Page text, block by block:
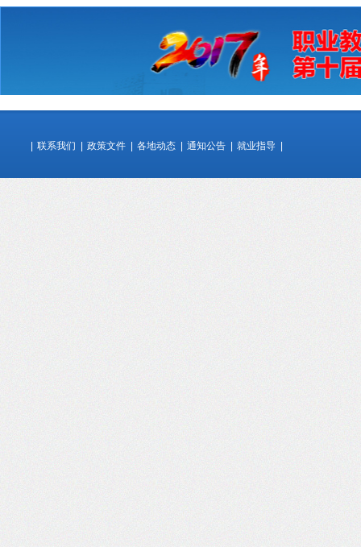
联系我们 政策文件 各地动态 通知公告 就业指导